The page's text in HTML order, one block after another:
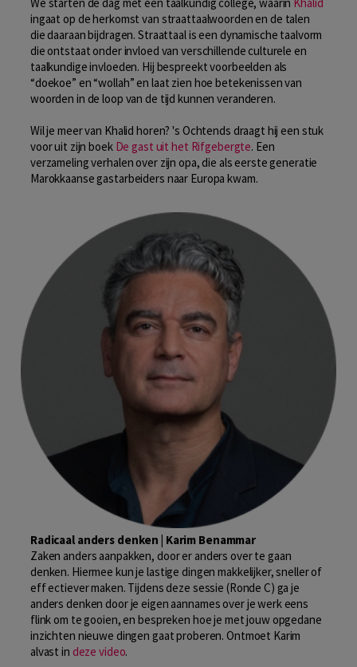
We starten de dag met een taalkundig college, waarin Khalid
ingaat op de herkomst van straattaalwoorden en de talen
die daaraan bijdragen. Straattaal is een dynamische taalvorm
die ontstaat onder invloed van verschillende culturele en
taalkundige invloeden. Hij bespreekt voorbeelden als
“doekoe” en “wollah” en laat zien hoe betekenissen van
woorden in de loop van de tijd kunnen veranderen.
Wil je meer van Khalid horen? 's Ochtends draagt hij een stuk
voor uit zijn boek De gast uit het Rifgebergte. Een
verzameling verhalen over zijn opa, die als eerste generatie
Marokkaanse gastarbeiders naar Europa kwam.
Radicaal anders denken | Karim Benammar
Zaken anders aanpakken, door er anders over te gaan
denken. Hiermee kun je lastige dingen makkelijker, sneller of
eff ectiever maken. Tijdens deze sessie (Ronde C) ga je
anders denken door je eigen aannames over je werk eens
flink om te gooien, en bespreken hoe je met jouw opgedane
inzichten nieuwe dingen gaat proberen. Ontmoet Karim
alvast in deze video.